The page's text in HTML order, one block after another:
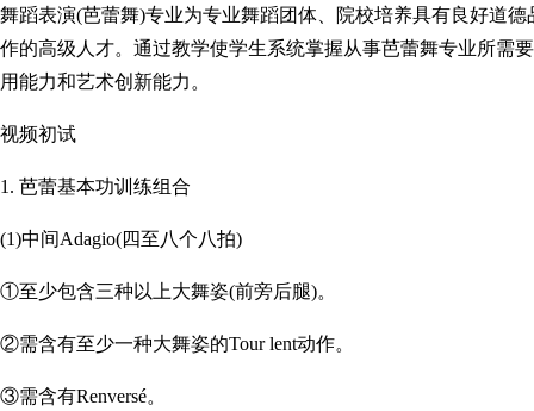
舞蹈表演(芭蕾舞)专业为专业舞蹈团体、院校培养具有良好道
作的高级人才。通过教学使学生系统掌握从事芭蕾舞专业所需
用能力和艺术创新能力。
视频初试
1. 芭蕾基本功训练组合
(1)中间Adagio(四至八个八拍)
①至少包含三种以上大舞姿(前旁后腿)。
②需含有至少一种大舞姿的Tour lent动作。
③需含有Renversé。